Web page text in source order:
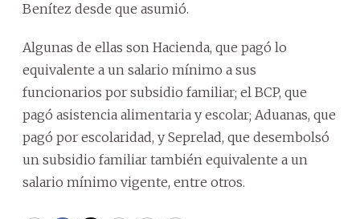
Benítez desde que asumió.
Algunas de ellas son Hacienda, que pagó lo
equivalente a un salario mínimo a sus
funcionarios por subsidio familiar; el BCP, que
pagó asistencia alimentaria y escolar; Aduanas, que
pagó por escolaridad, y Seprelad, que desembolsó
un subsidio familiar también equivalente a un
salario mínimo vigente, entre otros.